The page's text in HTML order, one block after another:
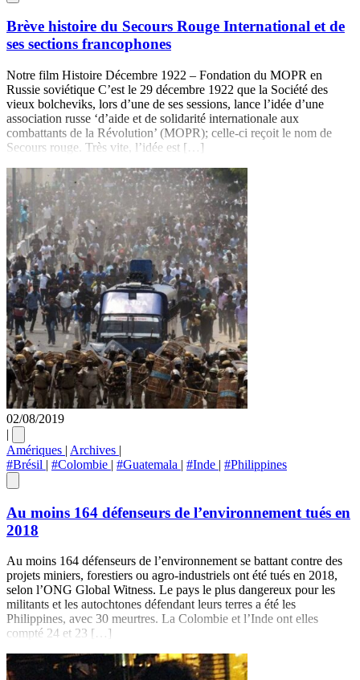
Brève histoire du Secours Rouge International et de
ses sections francophones
Notre film Histoire Décembre 1922 – Fondation du MOPR en
Russie soviétique C’est le 29 décembre 1922 que la Société des
vieux bolcheviks, lors d’une de ses sessions, lance l’idée d’une
association russe ‘d’aide et de solidarité internationale aux
combattants de la Révolution’ (MOPR); celle-ci reçoit le nom de
Secours rouge. Très vite, l’idée est […]
02/08/2019
|
Amériques | Archives |
#Brésil | #Colombie | #Guatemala | #Inde | #Philippines
Au moins 164 défenseurs de l’environnement tués en
2018
Au moins 164 défenseurs de l’environnement se battant contre des
projets miniers, forestiers ou agro-industriels ont été tués en 2018,
selon l’ONG Global Witness. Le pays le plus dangereux pour les
militants et les autochtones défendant leurs terres a été les
Philippines, avec 30 meurtres. La Colombie et l’Inde ont elles
compté 24 et 23 […]